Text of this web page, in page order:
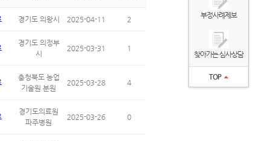
경기도 의왕시 2025-04-11 2
경기도 의정부
시
2025-03-31 1
충청북도 농업
기술원 분원
2025-03-28 4
경기도의료원
파주병원
2025-03-26 0
부정사례제보
찾아가는 심사상담
TOP